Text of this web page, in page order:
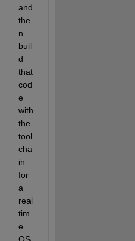
and
the
n
buil
d
that
cod
e
with
the
tool
cha
in
for
a
real
tim
e
OS